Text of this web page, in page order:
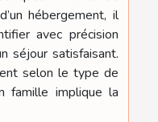
hébergement, il
avec précision
séjour satisfaisant.
selon le type de
famille implique la